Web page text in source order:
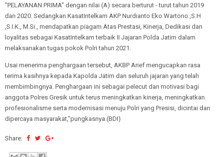
"PELAYANAN PRIMA" dengan nilai (A) secara berturut - turut tahun 2019
dan 2020. Sedangkan KasatIntelkam AKP Nurdianto Eko Wartono.,S.H
,S.I.K., M.Si., mendapatkan piagam Atas Prestasi, Kinerja, Dedikasi dan
loyalitas sebagai KasatIntelkam terbaik II Jajaran Polda Jatim dalam
melaksanakan tugas pokok Polri tahun 2021.
Usai menerima penghargaan tersebut, AKBP Arief mengucapkan rasa
terima kasihnya kepada Kapolda Jatim dan seluruh jajaran yang telah
membimbingnya. Penghargaan ini sebagai pelecut dan motivasi bagi
anggota Polres Gresik untuk terus meningkatkan kinerja, meningkatkan
profesionalisme serta modernisasi menuju Polri yang Presisi, dicintai dan
dipercaya masyarakat,"pungkasnya.(BDI)
Share: